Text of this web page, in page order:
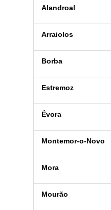
Alandroal
Arraiolos
Borba
Estremoz
Évora
Montemor-o-Novo
Mora
Mourão